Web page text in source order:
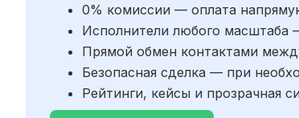
0% комиссии — оплата
Исполнители любого масштаба
Прямой обмен контактами
Безопасная сделка — при
Рейтинги, кейсы и прозрачная